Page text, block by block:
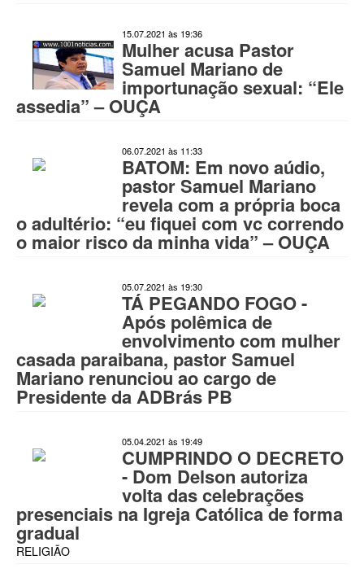
15.07.2021 às 19:36
Mulher acusa Pastor
Samuel Mariano de
importunação sexual: “Ele
assedia” – OUÇA
06.07.2021 às 11:33
BATOM: Em novo aúdio,
pastor Samuel Mariano
revela com a própria boca
o adultério: “eu fiquei com vc correndo
o maior risco da minha vida” – OUÇA
05.07.2021 às 19:30
TÁ PEGANDO FOGO -
Após polêmica de
envolvimento com mulher
casada paraibana, pastor Samuel
Mariano renunciou ao cargo de
Presidente da ADBrás PB
05.04.2021 às 19:49
CUMPRINDO O DECRETO
- Dom Delson autoriza
volta das celebrações
presenciais na Igreja Católica de forma
gradual
RELIGIÃO